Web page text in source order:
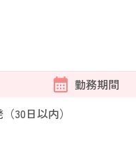
勤務期間
30日以内）